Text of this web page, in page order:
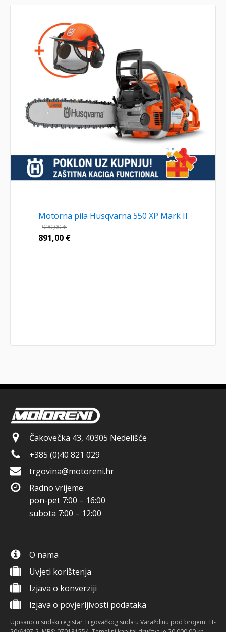
Motorna pila Husqvarna 550 XP Mark II
990,00€
891,00 €
Čakovečka 43, 40305 Nedelišće
+385 (0)40 821 029
trgovina@motoreni.hr
Radno vrijeme:
pon-pet 7:00 – 16:00
subota 7:00 – 12:00
O nama
Uvjeti korištenja
Izjava o konverziji
Izjava o povjerljivosti podataka
Upisano u sudski registar Trgovačkog suda u Varaždinu pod brojem: Tt-